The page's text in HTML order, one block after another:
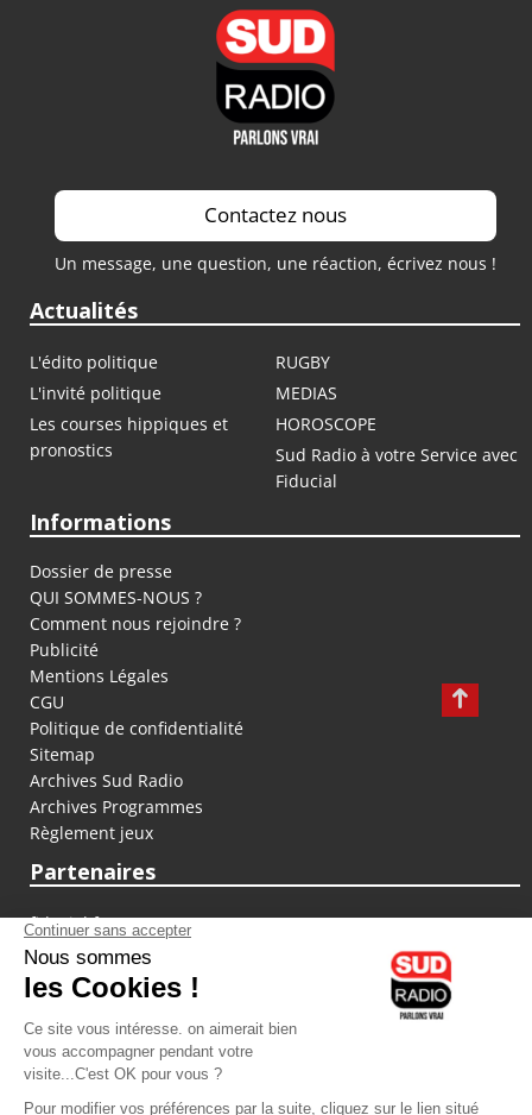
Contactez nous
Un message, une question, une réaction, écrivez nous !
Actualités
L'édito politique
RUGBY
L'invité politique
MEDIAS
Les courses hippiques et
pronostics
HOROSCOPE
Sud Radio à votre Service avec
Fiducial
Informations
Dossier de presse
QUI SOMMES-NOUS ?
Comment nous rejoindre ?
Publicité
Mentions Légales
CGU
Politique de confidentialité
Sitemap
Archives Sud Radio
Archives Programmes
Règlement jeux
Partenaires
fiducial.fr
lyoncapitale.fr
olympique-et-lyonnais.com
L'application Iphone / Android
Téléchargez l'application